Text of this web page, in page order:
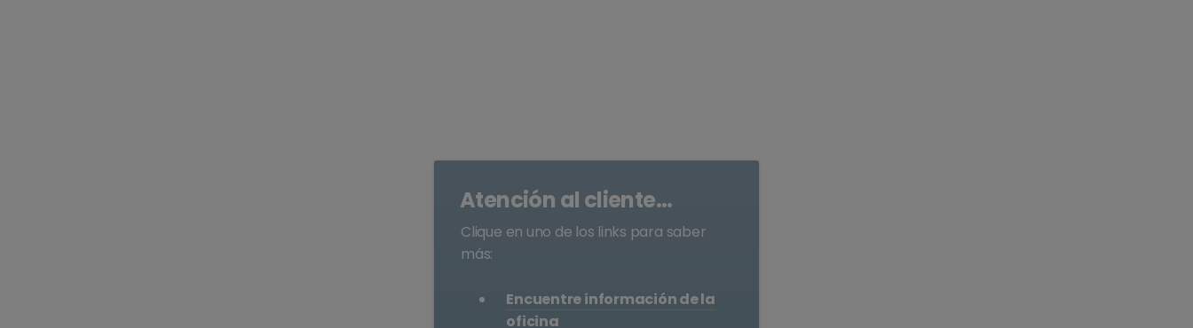
Atención al cliente...
Clique en uno de los links para saber
más:
Encuentre información de la
oficina